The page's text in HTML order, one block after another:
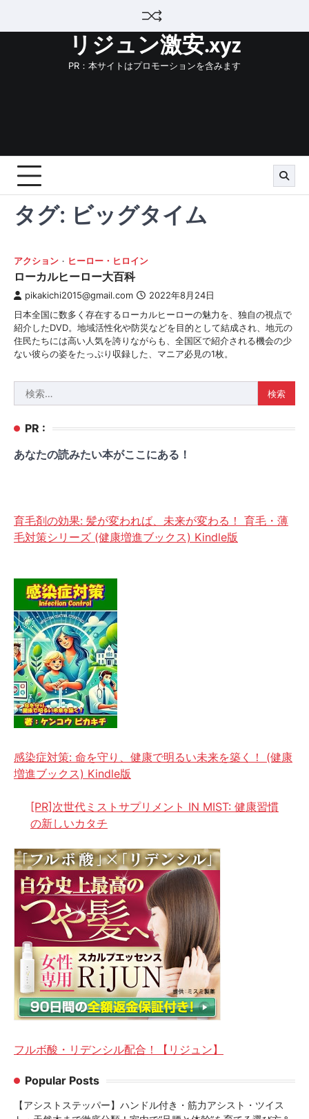
リジュン激安.xyz
PR：本サイトはプロモーションを含みます
タグ: ビッグタイム
アクション ヒーロー・ヒロイン
ローカルヒーロー大百科
pikakichi2015@gmail.com 2022年8月24日
日本全国に数多く存在するローカルヒーローの魅力を、独自の視点で
紹介したDVD。地域活性化や防災などを目的として結成され、地元の
住民たちには高い人気を誇りながらも、全国区で紹介される機会の少
ない彼らの姿をたっぷり収録した、マニア必見の1枚。
索:
PR :
あなたの読みたい本がここにある！
育毛剤の効果: 髪が変われば、未来が変わる！ 育毛・薄
毛対策シリーズ (健康増進ブックス) Kindle版
感染症対策: 命を守り、健康で明るい未来を築く！ (健康
増進ブックス) Kindle版
[PR]次世代ミストサプリメント IN MIST: 健康習慣
の新しいカタチ
フルボ酸・リデンシル配合！【リジュン】
Popular Posts
【アシストステッパー】ハンドル付き・筋力アシスト・ツイス